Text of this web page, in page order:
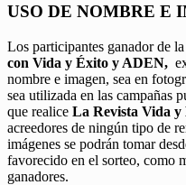
USO DE NOMBRE E
Los participantes ganador de
con Vida y Éxito y ADEN,
nombre e imagen, sea en
sea utilizada en las campañas
que realice La Revista Vida y
acreedores de ningún tipo de
imágenes se podrán tomar
favorecido en el sorteo, como
ganadores.